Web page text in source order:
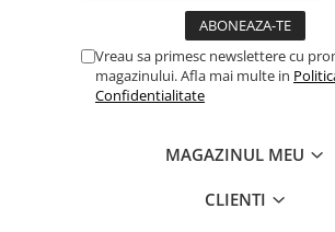
Vreau sa primesc newslettere cu
magazinului. Afla mai multe in
Confidentialitate
MAGAZINUL MEU
CLIENTI